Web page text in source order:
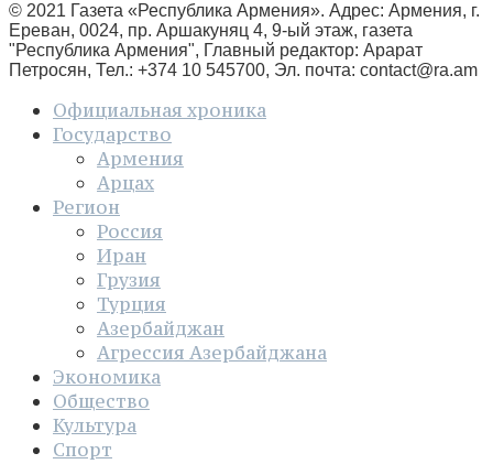
© 2021 Газета «Республика Армения». Адрес: Армения, г.
Ереван, 0024, пр. Аршакуняц 4, 9-ый этаж, газета
"Республика Армения", Главный редактор: Арарат
Петросян, Тел.: +374 10 545700, Эл. почта: contact@ra.am
Официальная хроника
Государство
Армения
Арцах
Регион
Россия
Иран
Грузия
Турция
Азербайджан
Агрессия Азербайджана
Экономика
Общество
Культура
Спорт